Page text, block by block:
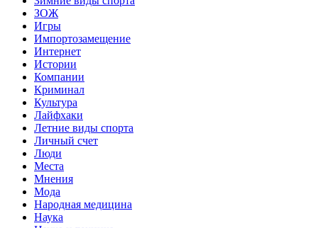
ЗОЖ
Игры
Импортозамещение
Интернет
Истории
Компании
Криминал
Культура
Лайфхаки
Летние виды спорта
Личный счет
Люди
Места
Мнения
Мода
Народная медицина
Наука